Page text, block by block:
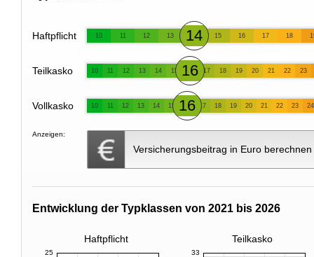
Haftpflicht 10 11 12 13 14 15 16 17 18
Teilkasko 10 11 12 13 14 15 16 17 18 19 20 21 22 23
Vollkasko 10 11 12 13 14 15 16 17 18 19 20 21 22 23 24
Anzeigen:
Versicherungsbeitrag in Euro berechnen
Entwicklung der Typklassen von 2021 bis 2026
Haftpflicht Teilkasko
25 33